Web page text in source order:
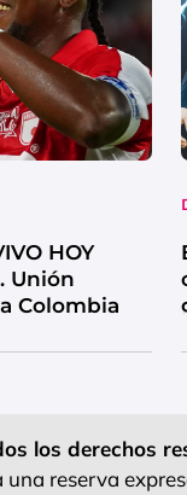
HOY
Unión
Colombia
los derechos
reserva